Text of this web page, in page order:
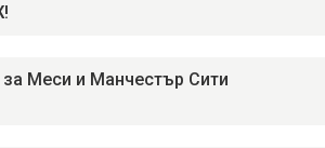
Меси и Манчестър Сити